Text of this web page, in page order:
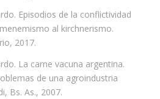
Episodios de la conflictividad
al kirchnerismo.
2017.
La carne vacuna argentina.
de una agroindustria
Bs. As., 2007.